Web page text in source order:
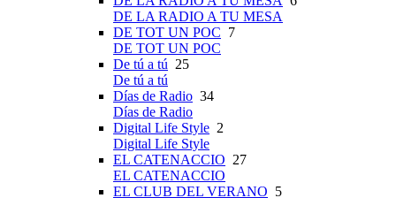
DE LA RADIO A TU MESA
DE TOT UN POC 7
DE TOT UN POC
De tú a tú 25
De tú a tú
Días de Radio 34
Días de Radio
Digital Life Style 2
Digital Life Style
EL CATENACCIO 27
EL CATENACCIO
EL CLUB DEL VERANO 5